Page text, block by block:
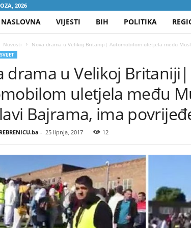
2026
NASLOVNA VIJESTI BIH POLITIKA
Novosti Nova drama u Velikoj Britaniji| Automobilom uletjela među
SVIJET
drama u Velikoj Britaniji|
uletjela među
Bajrama, ima
- 25 lipnja, 2017 12